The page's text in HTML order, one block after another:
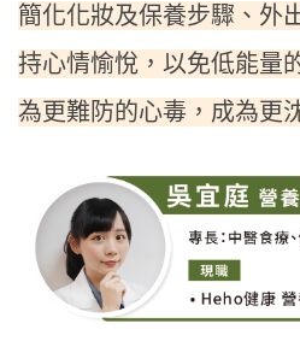
簡化化妝及保養步驟、外
持心情愉悅，以免低能量
為更難防的心毒，成為更